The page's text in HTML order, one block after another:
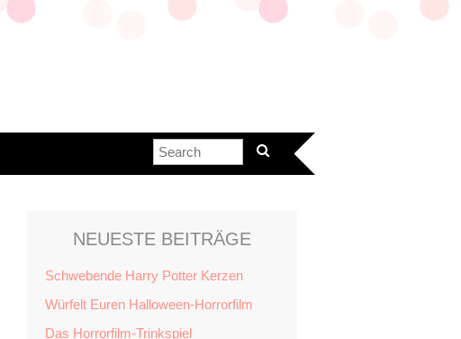
NEUESTE BEITRÄGE
Schwebende Harry Potter Kerzen
Würfelt Euren Halloween-Horrorfilm
Das Horrorfilm-Trinkspiel